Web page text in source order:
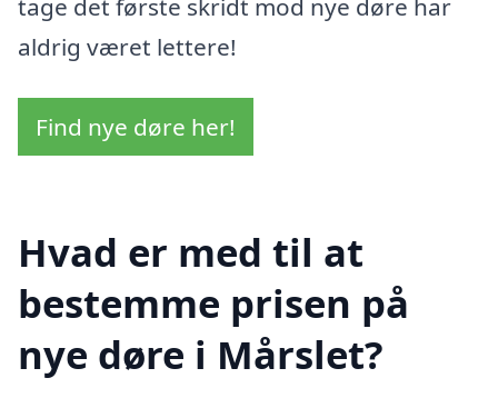
tage det første skridt mod nye døre har
aldrig været lettere!
Find nye døre her!
Hvad er med til at
bestemme prisen på
nye døre i Mårslet?